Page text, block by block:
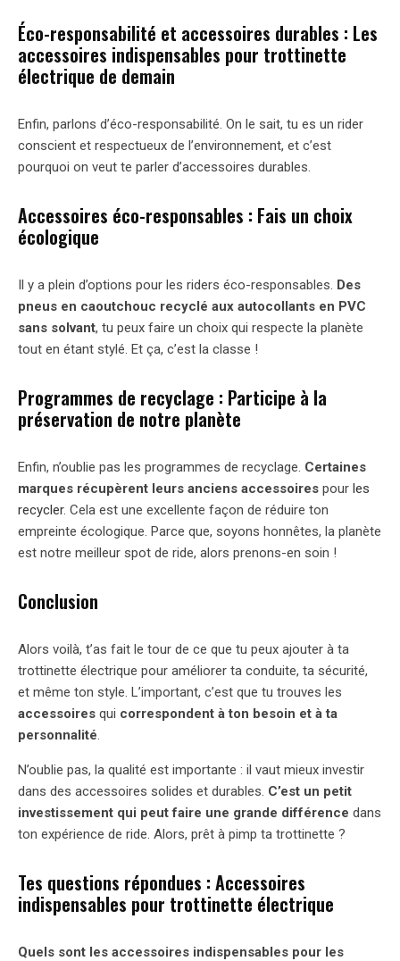
Éco-responsabilité et accessoires durables : Les
accessoires indispensables pour trottinette
électrique de demain
Enfin, parlons d’éco-responsabilité. On le sait, tu es un rider
conscient et respectueux de l’environnement, et c’est
pourquoi on veut te parler d’accessoires durables.
Accessoires éco-responsables : Fais un choix
écologique
Il y a plein d’options pour les riders éco-responsables. Des
pneus en caoutchouc recyclé aux autocollants en PVC
sans solvant, tu peux faire un choix qui respecte la planète
tout en étant stylé. Et ça, c’est la classe !
Programmes de recyclage : Participe à la
préservation de notre planète
Enfin, n’oublie pas les programmes de recyclage. Certaines
marques récupèrent leurs anciens accessoires pour les
recycler. Cela est une excellente façon de réduire ton
empreinte écologique. Parce que, soyons honnêtes, la planète
est notre meilleur spot de ride, alors prenons-en soin !
Conclusion
Alors voilà, t’as fait le tour de ce que tu peux ajouter à ta
trottinette électrique pour améliorer ta conduite, ta sécurité,
et même ton style. L’important, c’est que tu trouves les
accessoires qui correspondent à ton besoin et à ta
personnalité
N’oublie pas, la qualité est importante : il vaut mieux investir
dans des accessoires solides et durables. C’est un petit
investissement qui peut faire une grande différence dans
ton expérience de ride. Alors, prêt à pimp ta trottinette ?
Tes questions répondues : Accessoires
indispensables pour trottinette électrique
Quels sont les accessoires indispensables pour les